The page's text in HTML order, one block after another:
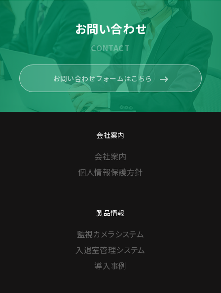
お問い合わせ
CONTACT
お問い合わせフォームはこちら
会社案内
会社案内
個人情報保護方針
製品情報
監視カメラシステム
入退室管理システム
導入事例